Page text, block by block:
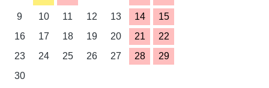
9
10 11 12 13 14
15
16
17 18 19 20 21
22
23
24 25 26 27 28
29
30